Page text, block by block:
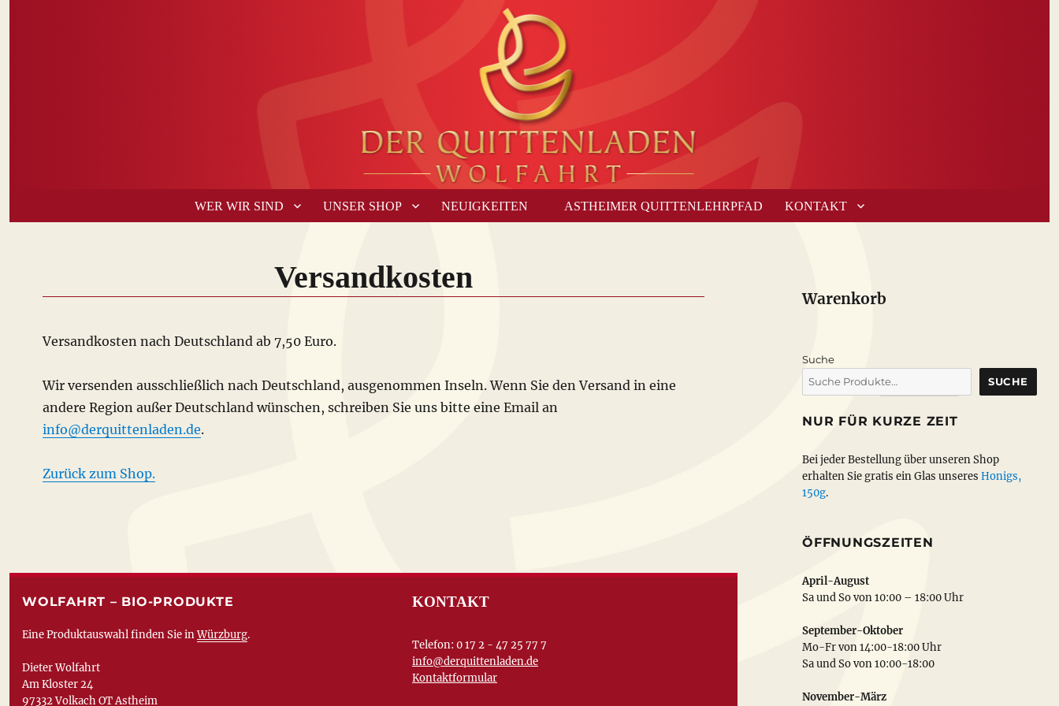
WER WIR SIND UNSER SHOP NEUIGKEITEN ASTHEIMER QUITTENLEHRPFAD KONTAKT
Versandkosten
Versandkosten nach Deutschland ab 7,50 Euro.
Wir versenden ausschließlich nach Deutschland, ausgenommen Inseln. Wenn Sie den Versand in eine
andere Region außer Deutschland wünschen, schreiben Sie uns bitte eine Email an
info@derquittenladen.de.
Zurück zum Shop.
WOLFAHRT – BIO-PRODUKTE
Eine Produktauswahl finden Sie inWürzburg.
Dieter Wolfahrt
Am Kloster 24
97332 Volkach OT Astheim
KONTAKT
Telefon: 0 17 2 - 47 25 77 7
info@derquittenladen.de
Kontaktformular
Warenkorb
Suche
SUCHE
NUR FÜR KURZE ZEIT
Bei jeder Bestellung über unseren Shop
erhalten Sie gratis ein Glas unseres Honigs,
150g.
ÖFFNUNGSZEITEN
April-August
Sa und So von 10:00 – 18:00 Uhr
September-Oktober
Mo-Fr von 14:00-18:00 Uhr
Sa und So von 10:00-18:00
November-März